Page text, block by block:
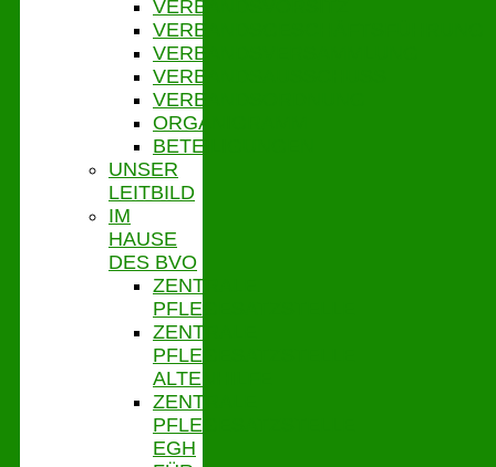
VERBANDSVORSITZ
VERBANDSGESCHÄFTSFÜHRUNG
VERBANDSVERSAMMLUNG
VERBANDSAUSSCHUSS
VERBANDSORDNUNG
ORGANIGRAMM
BETEILIGUNGEN
UNSER
LEITBILD
IM
HAUSE
DES BVO
ZENTRALE
PFLEGESATZSTELLE
ZENTRALE
PFLEGESATZSTELLE
ALTENHILFE
ZENTRALE
PFLEGESATZSTELLE
EGH